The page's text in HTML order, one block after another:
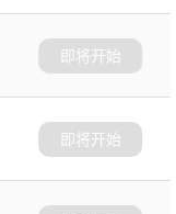
即将开始
即将开始